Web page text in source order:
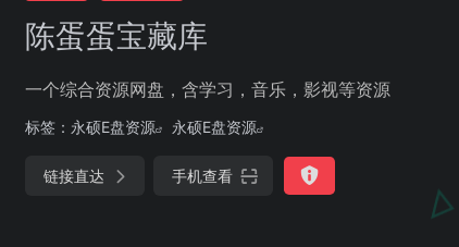
陈蛋蛋宝藏库
一个综合资源网盘，含学习，音乐，影视等资源
标签： 永硕E盘资源 永硕E盘资源
链接直达 手机查看